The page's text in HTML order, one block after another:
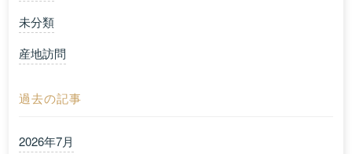
未分類
産地訪問
過去の記事
2026年7月